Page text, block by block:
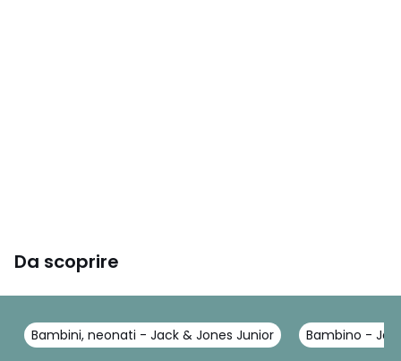
Da scoprire
Bambini, neonati - Jack & Jones Junior Bambino -